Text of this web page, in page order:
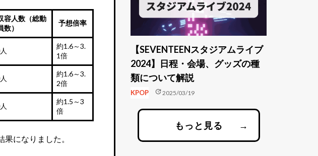
容人数（総動
数）
予想倍率
約1.6～3.
1倍
約1.6～3.
2倍
約1.5～3
倍
果になりました。
【SEVENTEENスタジアムライブ
2024】日程・会場、グッズの種
類について解説
KPOP update2025/03/19
もっと見る →